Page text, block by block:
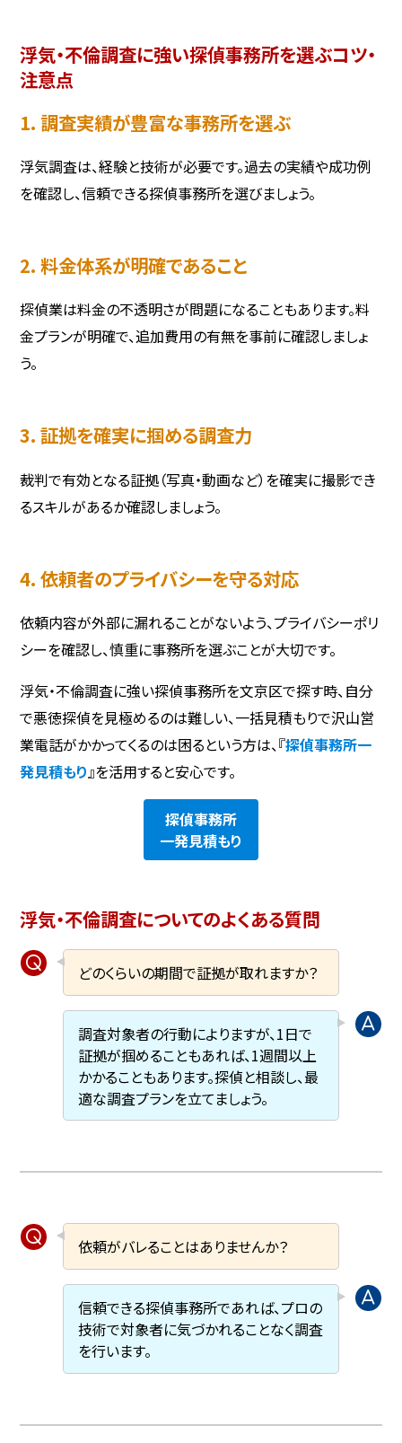
浮気・不倫調査に強い探偵事務所を選ぶコツ・
注意点
1. 調査実績が豊富な事務所を選ぶ
浮気調査は、経験と技術が必要です。過去の実績や成功例
を確認し、信頼できる探偵事務所を選びましょう。
2. 料金体系が明確であること
探偵業は料金の不透明さが問題になることもあります。料
金プランが明確で、追加費用の有無を事前に確認しましょ
う。
3. 証拠を確実に掴める調査力
裁判で有効となる証拠（写真・動画など）を確実に撮影でき
るスキルがあるか確認しましょう。
4. 依頼者のプライバシーを守る対応
依頼内容が外部に漏れることがないよう、プライバシーポリ
シーを確認し、慎重に事務所を選ぶことが大切です。
浮気・不倫調査に強い探偵事務所を文京区で探す時、自分
で悪徳探偵を見極めるのは難しい、一括見積もりで沢山営
業電話がかかってくるのは困るという方は、『探偵事務所一
発見積もり』を活用すると安心です。
探偵事務所
一発見積もり
浮気・不倫調査についてのよくある質問
どのくらいの期間で証拠が取れますか？
調査対象者の行動によりますが、1日で
証拠が掴めることもあれば、1週間以上
かかることもあります。探偵と相談し、最
適な調査プランを立てましょう。
依頼がバレることはありませんか？
信頼できる探偵事務所であれば、プロの
技術で対象者に気づかれることなく調査
を行います。